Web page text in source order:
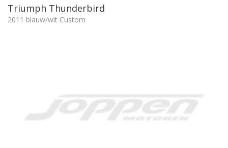
Triumph Thunderbird
2011 blauw/wit Custom